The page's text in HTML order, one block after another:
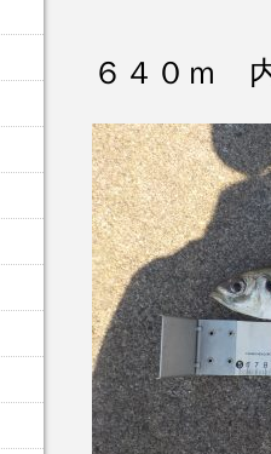
６４０ｍ